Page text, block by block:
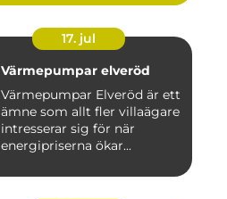
17. jul
Värmepumpar elveröd
Värmepumpar Elveröd är ett
ämne som allt fler villaägare
intresserar sig för när
energipriserna ökar...